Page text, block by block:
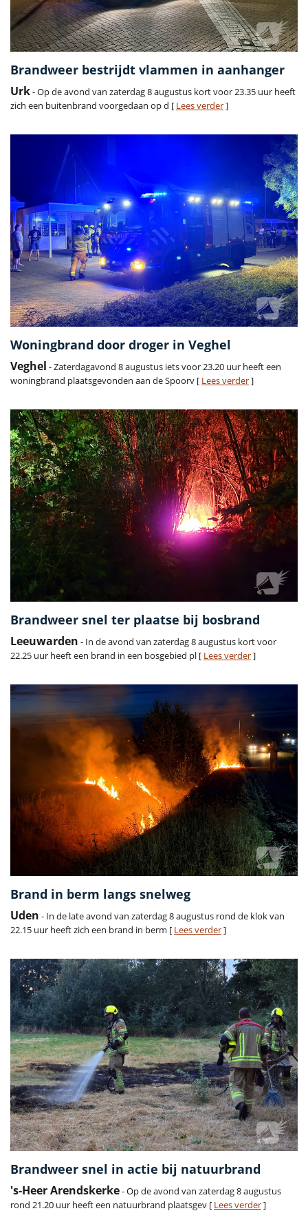
Brandweer bestrijdt vlammen in aanhanger
Urk- Op de avond van zaterdag 8 augustus kort voor 23.35 uur heeft
zich een buitenbrand voorgedaan op d [ Lees verder]
Woningbrand door droger in Veghel
Veghel - Zaterdagavond 8 augustus iets voor 23.20 uur heeft een
woningbrand plaatsgevonden aan de Spoorv [ Lees verder]
Brandweer snel ter plaatse bij bosbrand
Leeuwarden - In de avond van zaterdag 8 augustus kort voor
22.25 uur heeft een brand in een bosgebied pl [ Lees verder]
Brand in berm langs snelweg
Uden - In de late avond van zaterdag 8 augustus rond de klok van
22.15 uur heeft zich een brand in berm [ Lees verder]
Brandweer snel in actie bij natuurbrand
's-Heer Arendskerke- Op de avond van zaterdag 8 augustus
rond 21.20 uur heeft een natuurbrand plaatsgev [ Lees verder]